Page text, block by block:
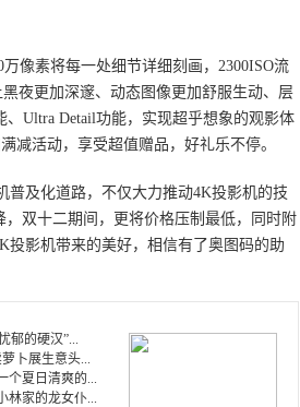
像素将每一处细节详细刻画，2300ISO流
夜更加深邃、动态图像更加舒服生动、层
Ultra Detail功能，实现超乎想象的观影体
减活动，享受超值赠品，好礼乐不停。
及化道路，不仅大力推动4K投影机的技
双十二期间，更将价格压制最低，同时附
投影机带来的美好，相信有了奥图码的助
郁的硬汉”...
卜展生意头...
个夏日清爽的...
林家的龙女仆...